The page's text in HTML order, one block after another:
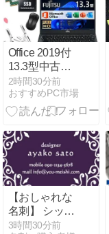
Office 2019付
13.3型中古モ
バイルPCの選
び方
2時間30分前
おすすめPC市場
【おしゃれな
名刺】 シック
な紫色と、ア
3時間30分前